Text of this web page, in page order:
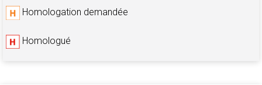
Homologation demandée
Homologué